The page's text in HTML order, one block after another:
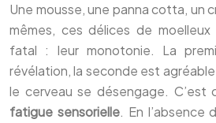
Une mousse, une panna cotta, un
mêmes, ces délices de
fatal : leur monotonie. La
révélation, la seconde est
le cerveau se désengage. C’est
fatigue sensorielle. En l’absence